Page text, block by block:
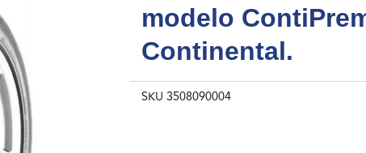
modelo
Continental.
SKU 3508090004